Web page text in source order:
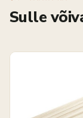
Sulle